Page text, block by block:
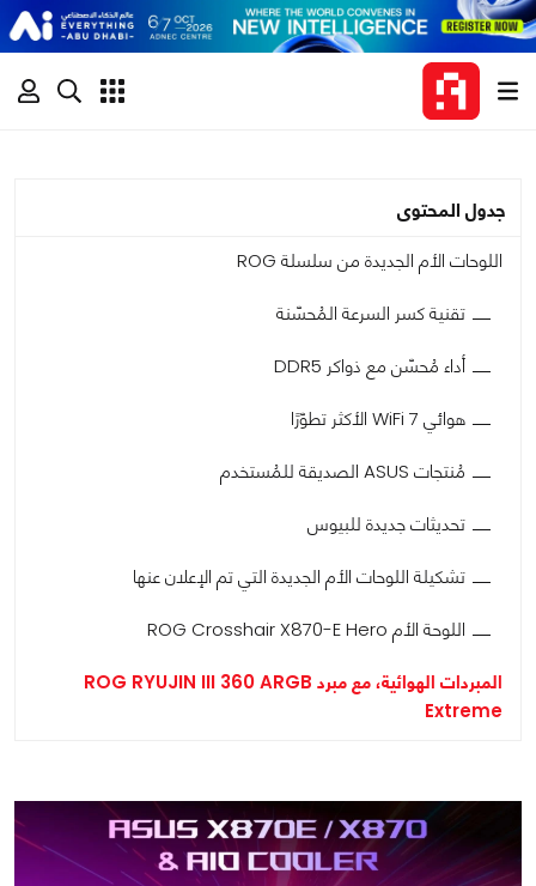
جدول المحتوى
اللوحات الأم الجديدة من سلسلة ROG
تقنية كسر السرعة المُحسّنة
أداء مُحسّن مع ذواكر DDR5
هوائي WiFi 7 الأكثر تطوّرًا
مُنتجات ASUS الصديقة للمُستخدم
تحديثات جديدة للبيوس
تشكيلة اللوحات الأم الجديدة التي تم الإعلان عنها
اللوحة الأم ROG Crosshair X870-E Hero
المبردات الهوائية، مع مبرد ROG RYUJIN III 360 ARGB
Extreme